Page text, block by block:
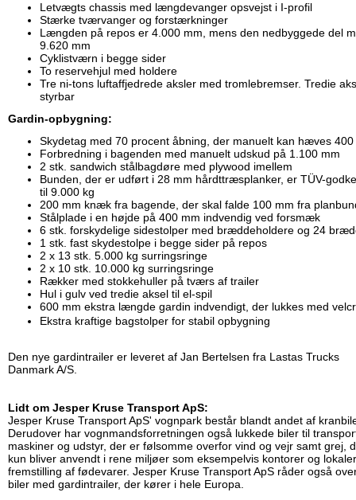
Letvægts chassis med længdevanger opsvejst i I-profil
Stærke tværvanger og forstærkninger
Længden på repos er 4.000 mm, mens den nedbyggede del
9.620 mm
Cyklistværn i begge sider
To reservehjul med holdere
Tre ni-tons luftaffjedrede aksler med tromlebremser. Tredie
styrbar
Gardin-opbygning:
Skydetag med 70 procent åbning, der manuelt kan hæves 400
Forbredning i bagenden med manuelt udskud på 1.100 mm
2 stk. sandwich stålbagdøre med plywood imellem
Bunden, der er udført i 28 mm hårdttræsplanker, er TÜV-
til 9.000 kg
200 mm knæk fra bagende, der skal falde 100 mm fra
Stålplade i en højde på 400 mm indvendig ved forsmæk
6 stk. forskydelige sidestolper med bræddeholdere og 24
1 stk. fast skydestolpe i begge sider på repos
2 x 13 stk. 5.000 kg surringsringe
2 x 10 stk. 10.000 kg surringsringe
Rækker med stokkehuller på tværs af trailer
Hul i gulv ved tredie aksel til el-spil
600 mm ekstra længde gardin indvendigt, der lukkes med
Ekstra kraftige bagstolper for stabil opbygning
Den nye gardintrailer er leveret af Jan Bertelsen fra Lastas Trucks
Danmark A/S.
Lidt om Jesper Kruse Transport ApS:
Jesper Kruse Transport ApS' vognpark består blandt andet af
Derudover har vognmandsforretningen også lukkede biler til
maskiner og udstyr, der er følsomme overfor vind og vejr samt grej,
kun bliver anvendt i rene miljøer som eksempelvis kontorer og
fremstilling af fødevarer. Jesper Kruse Transport ApS råder også
biler med gardintrailer, der kører i hele Europa.